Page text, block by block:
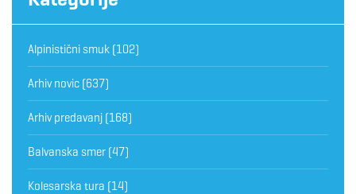
Alpinistični smuk (102)
Arhiv novic (637)
Arhiv predavanj (168)
Balvanska smer (47)
Kolesarska tura (14)